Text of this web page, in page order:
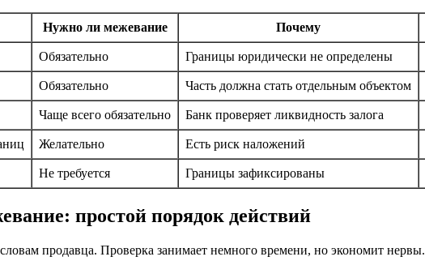
Нужно ли межевание Почему
Обязательно Границы юридически не определены
Обязательно Часть должна стать отдельным объектом
Чаще всего обязательно Банк проверяет ликвидность залога
Желательно Есть риск наложений
Не требуется Границы зафиксированы
простой порядок действий
продавца. Проверка занимает немного времени, но экономит нервы.